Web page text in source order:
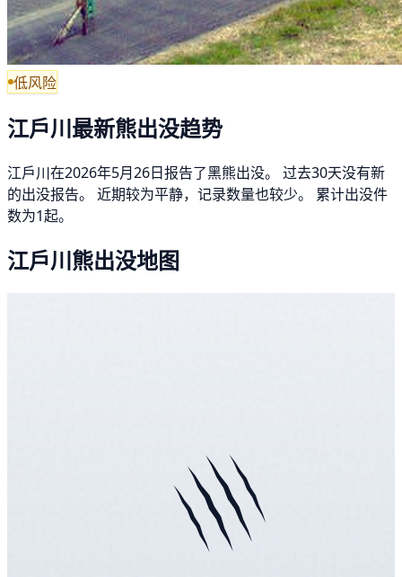
低风险
江戶川最新熊出没趋势
江戶川在2026年5月26日报告了黑熊出没。 过去30天没有新
的出没报告。 近期较为平静，记录数量也较少。 累计出没件
数为1起。
江戶川熊出没地图